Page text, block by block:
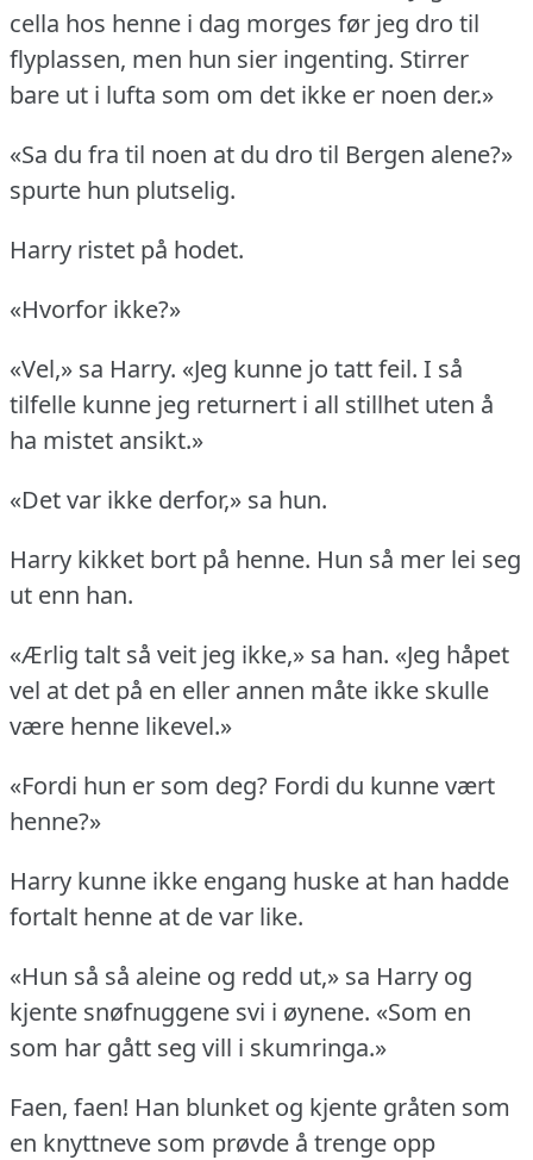
cella hos henne i dag morges før jeg dro til
flyplassen, men hun sier ingenting. Stirrer
bare ut i lufta som om det ikke er noen der.»
«Sa du fra til noen at du dro til Bergen alene?»
spurte hun plutselig.
Harry ristet på hodet.
«Hvorfor ikke?»
«Vel,» sa Harry. «Jeg kunne jo tatt feil. I så
tilfelle kunne jeg returnert i all stillhet uten å
ha mistet ansikt.»
«Det var ikke derfor,» sa hun.
Harry kikket bort på henne. Hun så mer lei seg
ut enn han.
«Ærlig talt så veit jeg ikke,» sa han. «Jeg håpet
vel at det på en eller annen måte ikke skulle
være henne likevel.»
«Fordi hun er som deg? Fordi du kunne vært
henne?»
Harry kunne ikke engang huske at han hadde
fortalt henne at de var like.
«Hun så så aleine og redd ut,» sa Harry og
kjente snøfnuggene svi i øynene. «Som en
som har gått seg vill i skumringa.»
Faen, faen! Han blunket og kjente gråten som
en knyttneve som prøvde å trenge opp